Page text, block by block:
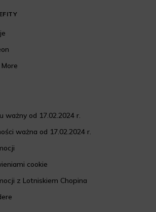
ważny od 17.02.2024 r.
ważna od 17.02.2024 r.
cookie
z Lotniskiem Chopina